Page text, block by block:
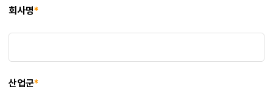
회사명*
산업군*